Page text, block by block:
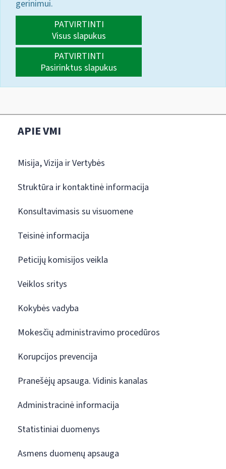
gerinimui.
PATVIRTINTI
Visus slapukus
PATVIRTINTI
Pasirinktus slapukus
APIE VMI
Misija, Vizija ir Vertybės
Struktūra ir kontaktinė informacija
Konsultavimasis su visuomene
Teisinė informacija
Peticijų komisijos veikla
Veiklos sritys
Kokybės vadyba
Mokesčių administravimo procedūros
Korupcijos prevencija
Pranešėjų apsauga. Vidinis kanalas
Administracinė informacija
Statistiniai duomenys
Asmens duomenų apsauga